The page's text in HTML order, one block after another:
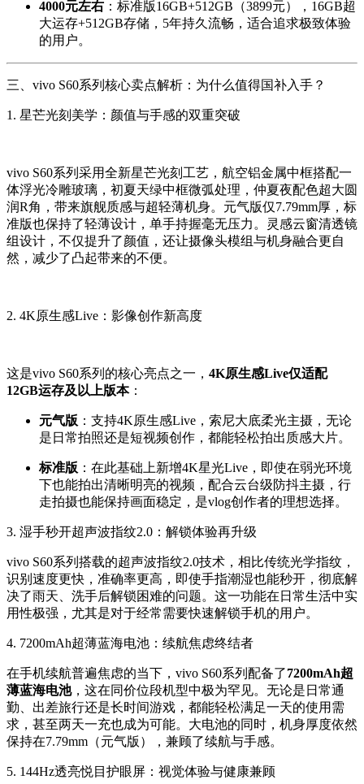
4000元左右 ：标准版16GB+512GB（3899元），16GB超
大运存+512GB存储，5年持久流畅，适合追求极致体验
的用户。
三、vivo S60系列核心卖点解析：为什么值得国补入手？
1. 星芒光刻美学：颜值与手感的双重突破
vivo S60系列采用全新星芒光刻工艺，航空铝金属中框搭配一
体浮光冷雕玻璃，初夏天绿中框微弧处理，仲夏夜配色超大圆
润R角，带来旗舰质感与超轻薄机身。元气版仅7.79mm厚，标
准版也保持了轻薄设计，单手持握毫无压力。灵感云窗清透镜
组设计，不仅提升了颜值，还让摄像头模组与机身融合更自
然，减少了凸起带来的不便。
2. 4K原生感Live：影像创作新高度
这是vivo S60系列的核心亮点之一， 4K原生感Live仅适配
12GB运存及以上版本：
元气版 ：支持4K原生感Live，索尼大底柔光主摄，无论
是日常拍照还是短视频创作，都能轻松拍出质感大片。
标准版 ：在此基础上新增4K星光Live，即使在弱光环境
下也能拍出清晰明亮的视频，配合云台级防抖主摄，行
走拍摄也能保持画面稳定，是vlog创作者的理想选择。
3. 湿手秒开超声波指纹2.0：解锁体验再升级
vivo S60系列搭载的超声波指纹2.0技术，相比传统光学指纹，
识别速度更快，准确率更高，即使手指潮湿也能秒开，彻底解
决了雨天、洗手后解锁困难的问题。这一功能在日常生活中实
用性极强，尤其是对于经常需要快速解锁手机的用户。
4. 7200mAh超薄蓝海电池：续航焦虑终结者
在手机续航普遍焦虑的当下，vivo S60系列配备了7200mAh超
薄蓝海电池，这在同价位段机型中极为罕见。无论是日常通
勤、出差旅行还是长时间游戏，都能轻松满足一天的使用需
求，甚至两天一充也成为可能。大电池的同时，机身厚度依然
保持在7.79mm（元气版），兼顾了续航与手感。
5. 144Hz透亮悦目护眼屏：视觉体验与健康兼顾